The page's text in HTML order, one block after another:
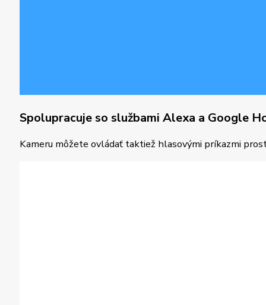
Spolupracuje so službami Alexa a Google
Kameru môžete ovládať taktiež hlasovými príkazmi